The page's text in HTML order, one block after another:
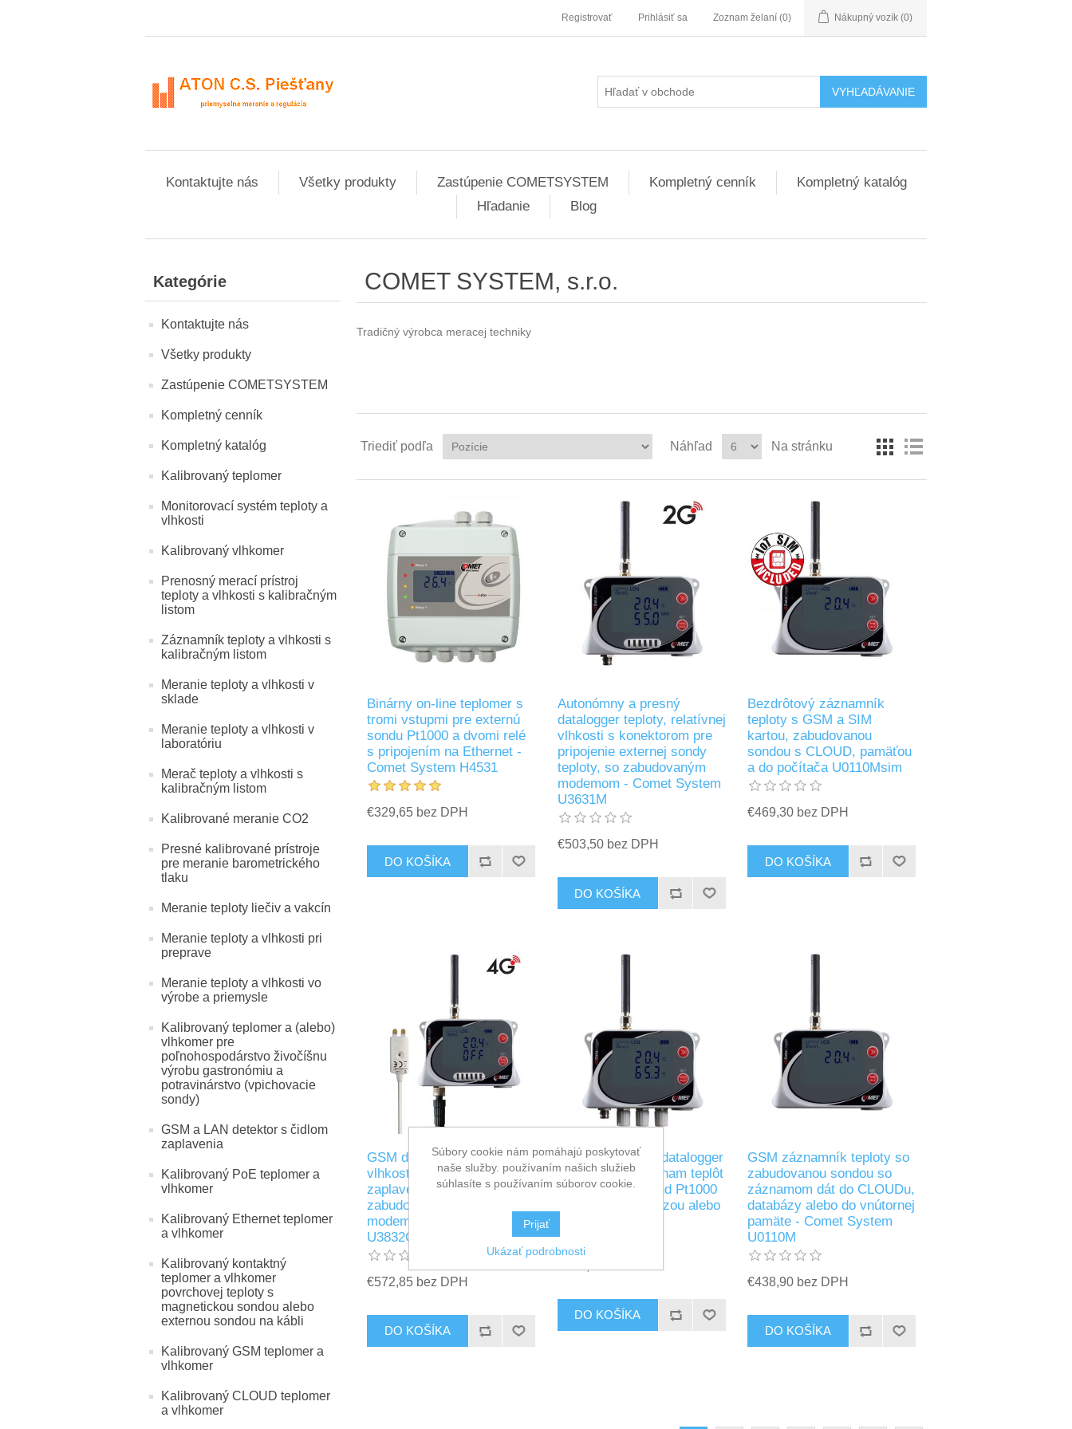
Registrovať Prihlásiť sa Zoznam želaní (0) Nákupný vozík (0)
Kontaktujte nás Všetky produkty Zastúpenie COMETSYSTEM Kompletný cenník
Kompletný katalóg
Hľadanie
Blog
Kategórie
Kontaktujte nás
Všetky produkty
Zastúpenie COMETSYSTEM
Kompletný cenník
Kompletný katalóg
Kalibrovaný teplomer
Monitorovací systém teploty a
vlhkosti
Kalibrovaný vlhkomer
Prenosný merací prístroj
teploty a vlhkosti s kalibračným
listom
Záznamník teploty a vlhkosti s
kalibračným listom
Meranie teploty a vlhkosti v
sklade
Meranie teploty a vlhkosti v
laboratóriu
Merač teploty a vlhkosti s
kalibračným listom
Kalibrované meranie CO2
Presné kalibrované prístroje
pre meranie barometrického
tlaku
Meranie teploty liečiv a vakcín
Meranie teploty a vlhkosti pri
preprave
Meranie teploty a vlhkosti vo
výrobe a priemysle
Kalibrovaný teplomer a (alebo)
vlhkomer pre
poľnohospodárstvo živočíšnu
výrobu gastronómiu a
potravinárstvo (vpichovacie
sondy)
GSM a LAN detektor s čidlom
zaplavenia
Kalibrovaný PoE teplomer a
vlhkomer
Kalibrovaný Ethernet teplomer
a vlhkomer
Kalibrovaný kontaktný
teplomer a vlhkomer
povrchovej teploty s
magnetickou sondou alebo
externou sondou na kábli
Kalibrovaný GSM teplomer a
vlhkomer
Kalibrovaný CLOUD teplomer
a vlhkomer
COMET SYSTEM, s.r.o.
Tradičný výrobca meracej techniky
Triediť podľa Náhľad Na stránku
Binárny on-line teplomer s
tromi vstupmi pre externú
sondu Pt1000 a dvomi relé
s pripojením na Ethernet -
Comet System H4531
€329,65 bez DPH
Autonómny a presný
datalogger teploty, relatívnej
vlhkosti s konektorom pre
pripojenie externej sondy
teploty, so zabudovaným
modemom - Comet System
U3631M
€503,50 bez DPH
Bezdrôtový záznamník
teploty s GSM a SIM
kartou, zabudovanou
sondou s CLOUD, pamäťou
a do počítača U0110Msim
€469,30 bez DPH
GSM datalogger teploty,
vlhkosti a s detektorom
zaplavenia, so
zabudovaným GSM 4G
modemom - Comet System
U3832G
€572,85 bez DPH
GSM záznamník datalogger
je určený pre záznam teplôt
až zo štyroch sond Pt1000
s CLOUD, databázou alebo
GSM záznamník teploty so
zabudovanou sondou so
záznamom dát do CLOUDu,
databázy alebo do vnútornej
pamäte - Comet System
U0110M
€438,90 bez DPH
Súbory cookie nám pomáhajú poskytovať
naše služby. používaním našich služieb
súhlasíte s používaním súborov cookie.
Prijať
Ukázať podrobnosti